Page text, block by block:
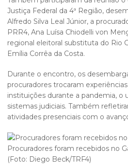
Justiça Federal da 4ª Região,
Alfredo Silva Leal Júnior, a
PRR4, Ana Luísa Chiodelli von
regional eleitoral substituta do Rio
Emília Corrêa da Costa.
Durante o encontro, os
procuradores trocaram
instituições durante a pandemia, o
sistemas judiciais. Também
atividades presenciais com o
Procuradores foram recebidos no
(Foto: Diego Beck/TRF4)